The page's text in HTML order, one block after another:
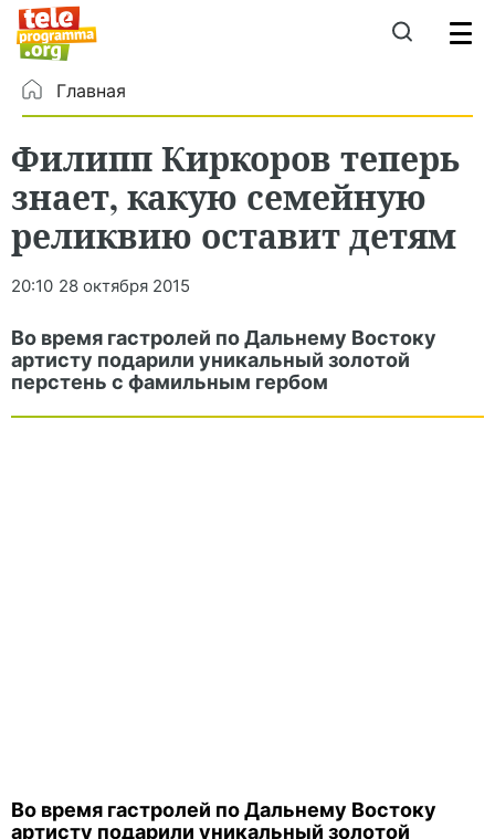
Главная
Филипп Киркоров теперь
знает, какую семейную
реликвию оставит детям
20:10 28 октября 2015
Во время гастролей по Дальнему Востоку
артисту подарили уникальный золотой
перстень с фамильным гербом
Во время гастролей по Дальнему Востоку
артисту подарили уникальный золотой